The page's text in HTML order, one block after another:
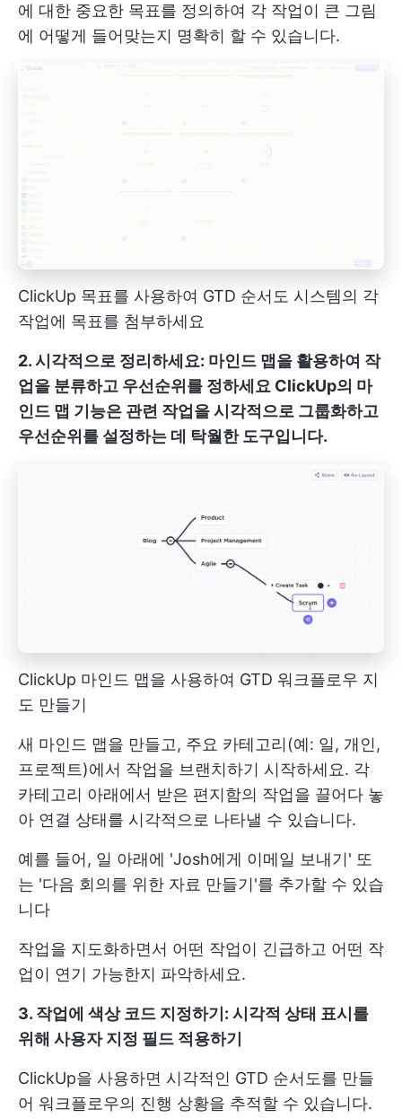
에 대한 중요한 목표를 정의하여 각 작업이 큰 그림
에 어떻게 들어맞는지 명확히 할 수 있습니다.
ClickUp 목표를 사용하여 GTD 순서도 시스템의 각
작업에 목표를 첨부하세요
2. 시각적으로 정리하세요: 마인드 맵을 활용하여 작
업을 분류하고 우선순위를 정하세요 ClickUp의 마
인드 맵 기능은 관련 작업을 시각적으로 그룹화하고
우선순위를 설정하는 데 탁월한 도구입니다.
ClickUp 마인드 맵을 사용하여 GTD 워크플로우 지
도 만들기
새 마인드 맵을 만들고, 주요 카테고리(예: 일, 개인,
프로젝트)에서 작업을 브랜치하기 시작하세요. 각
카테고리 아래에서 받은 편지함의 작업을 끌어다 놓
아 연결 상태를 시각적으로 나타낼 수 있습니다.
예를 들어, 일 아래에 'Josh에게 이메일 보내기' 또
는 '다음 회의를 위한 자료 만들기'를 추가할 수 있습
니다
작업을 지도화하면서 어떤 작업이 긴급하고 어떤 작
업이 연기 가능한지 파악하세요.
3. 작업에 색상 코드 지정하기: 시각적 상태 표시를
위해 사용자 지정 필드 적용하기
ClickUp을 사용하면 시각적인 GTD 순서도를 만들
어 워크플로우의 진행 상황을 추적할 수 있습니다.